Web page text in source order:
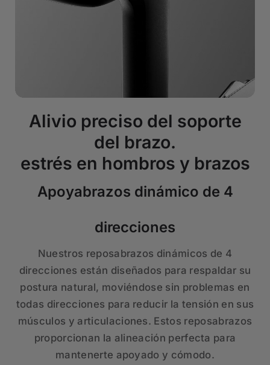
Alivio preciso del soporte
del brazo.
estrés en hombros y brazos
Apoyabrazos dinámico de 4
direcciones
Nuestros reposabrazos dinámicos de 4
direcciones están diseñados para respaldar su
postura natural, moviéndose sin problemas en
todas direcciones para reducir la tensión en sus
músculos y articulaciones. Estos reposabrazos
proporcionan la alineación perfecta para
mantenerte apoyado y cómodo.